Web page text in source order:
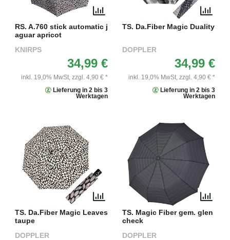
RS. A.760 stick automatic j
aguar apricot
KNIRPS
34,99 €
inkl. 19,0% MwSt, zzgl. 4,90 € *
Lieferung in 2 bis 3
Werktagen
TS. Da.Fiber Magic Duality
DOPPLER
34,99 €
inkl. 19,0% MwSt, zzgl. 4,90 € *
Lieferung in 2 bis 3
Werktagen
TS. Da.Fiber Magic Leaves
taupe
DOPPLER
TS. Magic Fiber gem. glen
check
DOPPLER